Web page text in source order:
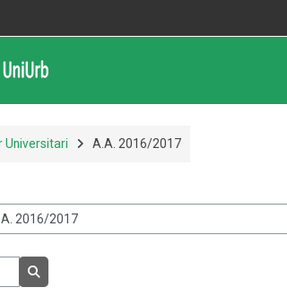
generali
per docenti
per studenti
Universitari A.A. 2016/2017
Rechercher des cours